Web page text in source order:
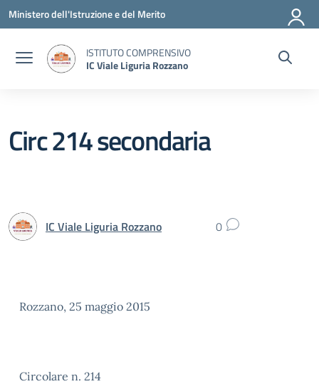
Vai ai contenuti
Vai al menu di navigazione
Vai al footer
Ministero dell'Istruzione e del Merito
ISTITUTO COMPRENSIVO
IC Viale Liguria Rozzano
Circ 214 secondaria
IC Viale Liguria Rozzano 0
Rozzano, 25 maggio 2015
Circolare n. 214